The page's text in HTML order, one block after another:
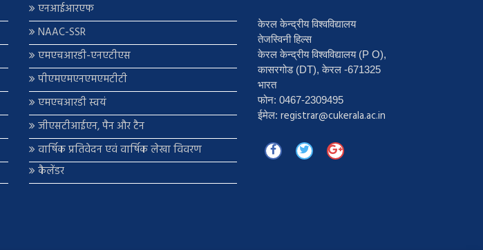
एनआईआरएफ
NAAC-SSR
एमएचआरडी-एनएटीएस
पीएमएमएनएमएमटीटी
एमएचआरडी स्वयं
जीएसटीआईएन, पैन और टैन
वार्षिक प्रतिवेदन एवं वार्षिक लेखा विवरण
कैलेंडर
केरल केन्द्रीय विश्वविद्यालय
तेजस्विनी हिल्स
केरल केन्द्रीय विश्वविद्यालय (P O),
कासरगोड (DT), केरल -671325
भारत
फोन: 0467-2309495
ईमेल: registrar@cukerala.ac.in